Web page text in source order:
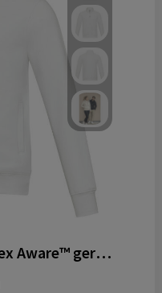
Galena 320 g/m² unisex Aware™ gerecyclede trui met volledige rits